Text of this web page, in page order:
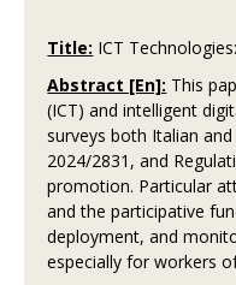
Title: ICT
Abstract [En]: This
(ICT) and intelligent
surveys both Italian
2024/2831, and
promotion. Particular
and the participative
deployment, and
especially for workers